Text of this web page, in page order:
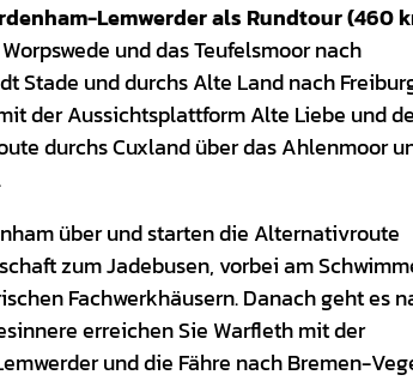
Lemwerder als Rundtour (460
und das Teufelsmoor nach
Stade und durchs Alte Land nach
der Aussichtsplattform Alte Liebe und
durchs Cuxland über das Ahlenmoor
über und starten die Alternativroute
zum Jadebusen, vorbei am
Fachwerkhäusern. Danach geht es
erreichen Sie Warfleth mit der
und die Fähre nach Bremen-